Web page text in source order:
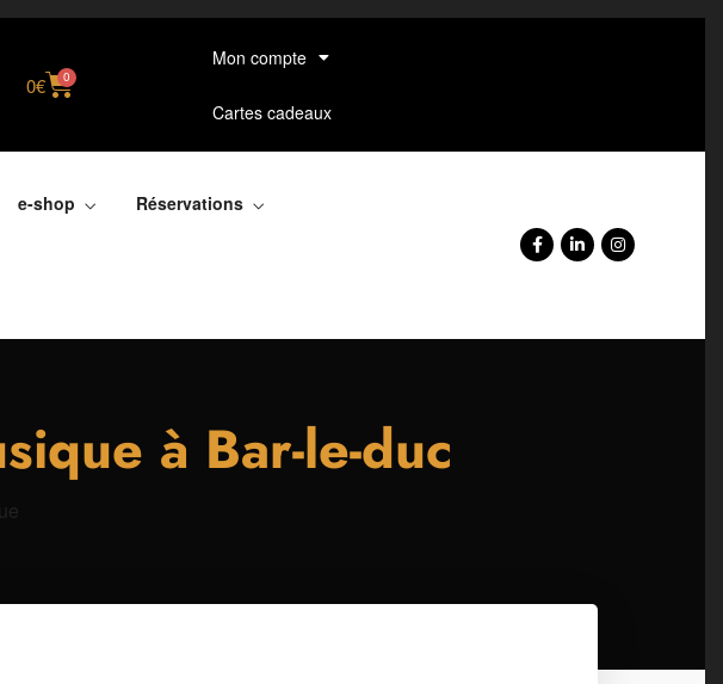
0€ 0
Mon compte
Cartes cadeaux
e-shop Réservations
à Bar-le-duc